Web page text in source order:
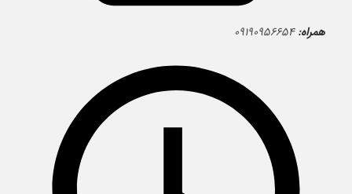
همراه: ۰۹۱۹۰۹۵۶۶۵۴